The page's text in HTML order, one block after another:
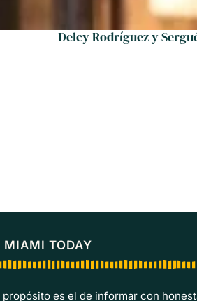
Delcy Rodríguez y
MIAMI TODAY
propósito es el de informar con